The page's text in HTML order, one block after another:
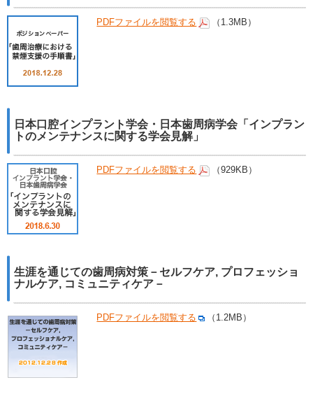
PDFファイルを閲覧する （1.3MB）
日本口腔インプラント学会・日本歯周病学会「インプラン
トのメンテナンスに関する学会見解」
PDFファイルを閲覧する （929KB）
生涯を通じての歯周病対策－セルフケア, プロフェッショ
ナルケア, コミュニティケア－
PDFファイルを閲覧する （1.2MB）